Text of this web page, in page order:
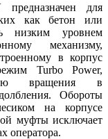
для
как бетон или
низким уровнем
механизму,
в корпус
Turbo Power,
вращения в
Обороты
на корпусе
муфты исключает
оператора.